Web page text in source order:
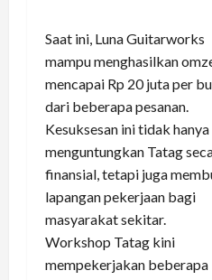
Saat ini, Luna Guitarworks
mampu menghasilkan
mencapai Rp 20 juta per
dari beberapa pesanan.
Kesuksesan ini tidak hanya
menguntungkan Tatag
finansial, tetapi juga
lapangan pekerjaan bagi
masyarakat sekitar.
Workshop Tatag kini
mempekerjakan beberapa